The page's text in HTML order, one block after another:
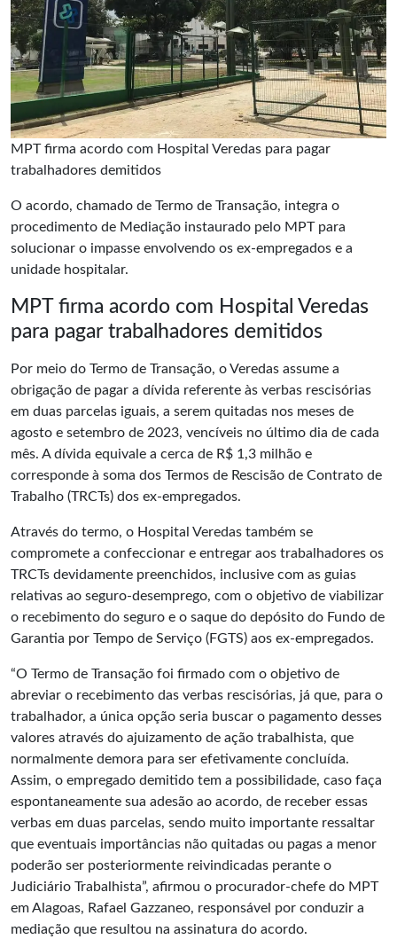
MPT firma acordo com Hospital Veredas para pagar
trabalhadores demitidos
O acordo, chamado de Termo de Transação, integra o
procedimento de Mediação instaurado pelo MPTpara
solucionar o impasse envolvendo os ex-empregados e a
unidade hospitalar.
MPT firma acordo com Hospital Veredas
para pagar trabalhadores demitidos
Por meio do Termo de Transação, o Veredas assume a
obrigação de pagar a dívida referente às verbas rescisórias
em duas parcelas iguais, a serem quitadas nos meses de
agosto e setembro de 2023, vencíveis no último dia de cada
mês. A dívida equivale a cerca de R$ 1,3 milhão e
corresponde à soma dos Termos de Rescisão de Contrato de
Trabalho (TRCTs) dos ex-empregados.
Através do termo, o Hospital Veredas também se
compromete a confeccionar e entregar aos trabalhadores os
TRCTs devidamente preenchidos, inclusive com as guias
relativas ao seguro-desemprego, com o objetivo de viabilizar
o recebimento do seguro e o saque do depósito do Fundo de
Garantia por Tempo de Serviço (FGTS) aos ex-empregados.
“O Termo de Transação foi firmado com o objetivo de
abreviar o recebimento das verbas rescisórias, já que, para o
trabalhador, a única opção seria buscar o pagamento desses
valores através do ajuizamento de ação trabalhista, que
normalmente demora para ser efetivamente concluída.
Assim, o empregado demitido tem a possibilidade, caso faça
espontaneamente sua adesão ao acordo, de receber essas
verbas em duas parcelas, sendo muito importante ressaltar
que eventuais importâncias não quitadas ou pagas a menor
poderão ser posteriormente reivindicadas perante o
Judiciário Trabalhista”, afirmou o procurador-chefe do MPT
em Alagoas, Rafael Gazzaneo, responsável por conduzir a
mediação que resultou na assinatura do acordo.